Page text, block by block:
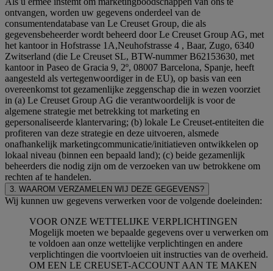
ontvangen, worden uw gegevens onderdeel van de
consumentendatabase van Le Creuset Group, die als
gegevensbeheerder wordt beheerd door Le Creuset Group AG, met
het kantoor in Hofstrasse 1A,Neuhofstrasse 4 , Baar, Zugo, 6340
Zwitserland (die Le Creuset SL, BTW-nummer B62153630, met
kantoor in Paseo de Gracia 9, 2º, 08007 Barcelona, Spanje, heeft
aangesteld als vertegenwoordiger in de EU), op basis van een
overeenkomst tot gezamenlijke zeggenschap die in wezen voorziet
in (a) Le Creuset Group AG die verantwoordelijk is voor de
algemene strategie met betrekking tot marketing en
gepersonaliseerde klantervaring; (b) lokale Le Creuset-entiteiten die
profiteren van deze strategie en deze uitvoeren, alsmede
onafhankelijk marketingcommunicatie/initiatieven ontwikkelen op
lokaal niveau (binnen een bepaald land); (c) beide gezamenlijk
beheerders die nodig zijn om de verzoeken van uw betrokkene om
rechten af te handelen.
3. WAAROM VERZAMELEN WIJ DEZE GEGEVENS?
Wij kunnen uw gegevens verwerken voor de volgende doeleinden:
VOOR ONZE WETTELIJKE VERPLICHTINGEN
Mogelijk moeten we bepaalde gegevens over u verwerken om
te voldoen aan onze wettelijke verplichtingen en andere
verplichtingen die voortvloeien uit instructies van de overheid.
OM EEN LE CREUSET-ACCOUNT AAN TE MAKEN